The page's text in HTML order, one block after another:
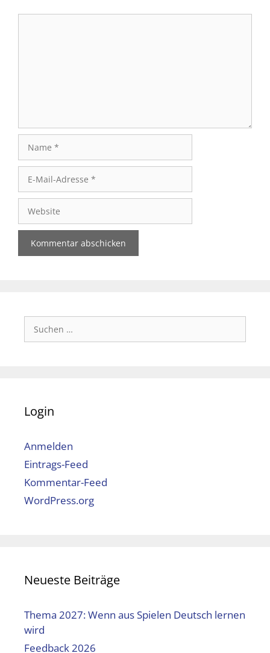
Mail-
Adresse
Suchen
nach:
Login
Anmelden
Eintrags-Feed
Kommentar-Feed
WordPress.org
Neueste Beiträge
Thema 2027: Wenn aus Spielen Deutsch lernen
wird
Feedback 2026